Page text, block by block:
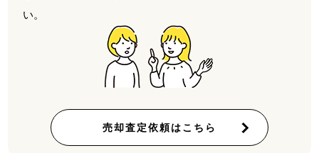
い。
売却査定依頼はこちら